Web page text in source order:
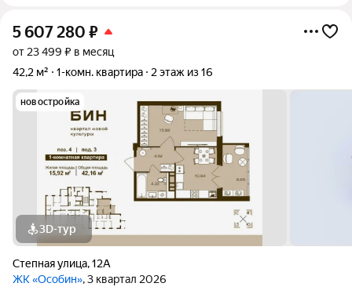
5 607 280 ₽
от 23 499 ₽ в месяц
42,2 м²
1-комн. квартира 2 этаж из 16
новостройка
3D-тур
Степная улица,12А
ЖК «Особин», 3 квартал 2026